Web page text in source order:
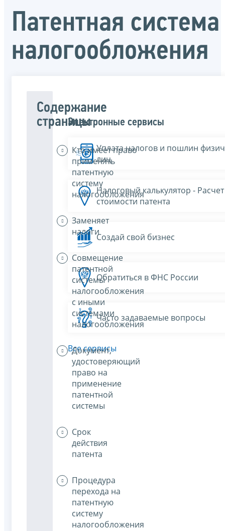
Патентная система
налогообложения
Содержание
страницы
Кто имеет право
применять
патентную
систему
налогообложения
Заменяет
налоги
Совмещение
патентной
системы
налогообложения
с иными
системами
налогообложения
Документ,
удостоверяющий
право на
применение
патентной
системы
Срок
действия
патента
Процедура
перехода на
патентную
систему
налогообложения
Электронные сервисы
Уплата налогов и пошлин
лиц
Налоговый калькулятор - Расчет
стоимости патента
Создай свой бизнес
Обратиться в ФНС России
Часто задаваемые вопросы
Все сервисы